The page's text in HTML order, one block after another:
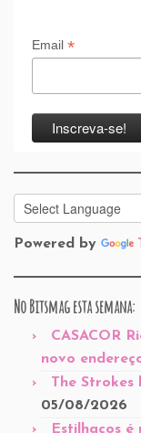
Email *
Powered by
No Bitsmag esta semana:
CASACOR
novo
The Strokes
05/08/2026
Estilhaços